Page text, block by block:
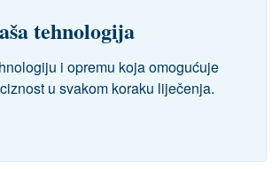
tehnologija
i opremu koja omogućuje
u svakom koraku liječenja.